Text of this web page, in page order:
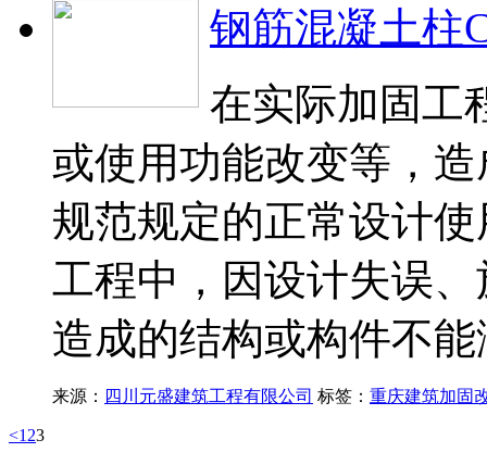
钢筋混凝土柱
在实际加固工
或使用功能改变等，
规范规定的正常设计
工程中，因设计失误
造成的结构或构件不
来源： 四川元盛建筑工程有限公司 标签： 重庆建筑加固
<1 23